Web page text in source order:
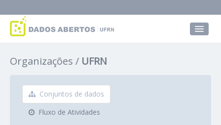
Grupos
Sobre
Organizações UFRN
Conjuntos de dados
Fluxo de Atividades